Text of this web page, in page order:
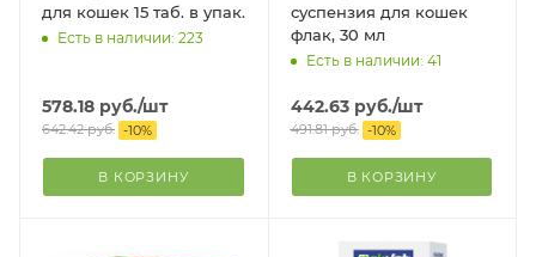
для кошек 15 таб. в упак.
Есть в наличии: 223
578.18 руб./шт
642.42руб. -10%
В КОРЗИНУ
суспензия для кошек
флак, 30 мл
Есть в наличии: 41
442.63руб./шт
491.81руб. -10%
В КОРЗИНУ